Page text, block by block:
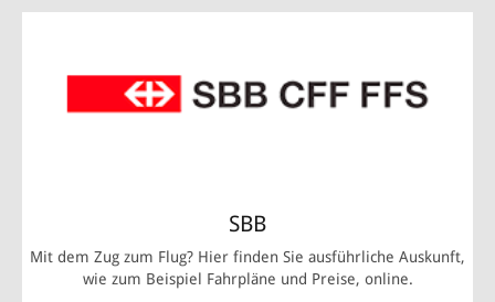
SBB
Mit dem Zug zum Flug? Hier finden Sie ausführliche Auskunft,
wie zum Beispiel Fahrpläne und Preise, online.